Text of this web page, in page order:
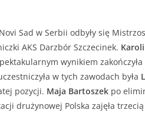
Sad w Serbii odbyły się
AKS Darzbór Szczecinek.
wynikiem
w tych zawodach była
pozycji. Maja Bartoszek po
drużynowej Polska zajęła